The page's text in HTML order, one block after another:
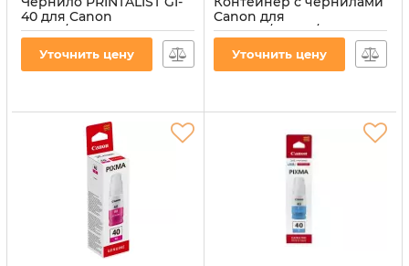
40 для Canon
G5040/G6040 190г Black
пигментное (PL40BP)
PL40BP
Уточнить цену
Canon для
GM2040/G5040/G6040, GI-
(3402C001)
Уточнить цену